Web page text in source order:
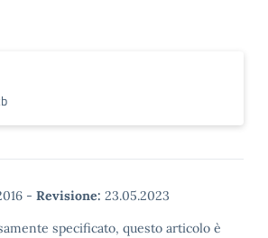
- Revisione: 23.05.2023
specificato, questo articolo è